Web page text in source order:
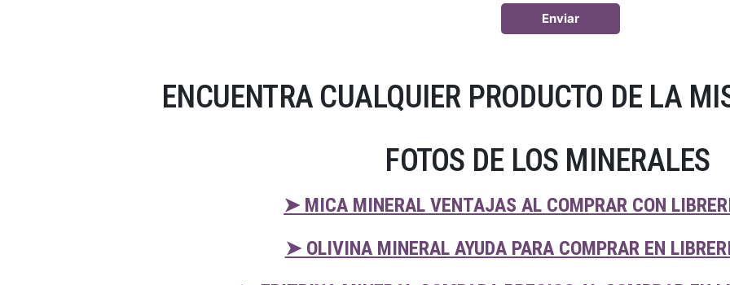
ENCUENTRA CUALQUIER PRODUCTO DE LA
FOTOS DE LOS MINERALES
➤ MICA MINERAL VENTAJAS AL COMPRAR CON
➤ OLIVINA MINERAL AYUDA PARA COMPRAR EN